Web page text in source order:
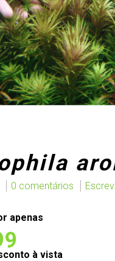
0 comentários
apenas
à vista